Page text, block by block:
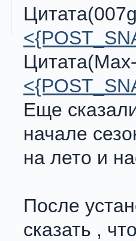
Еще
начале
на лето и
После
сказать ,